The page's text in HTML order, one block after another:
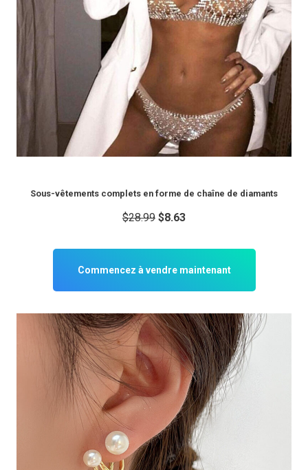
Sous-vêtements complets en forme de chaîne de diamants
$28.99 $8.63
Commencez à vendre maintenant